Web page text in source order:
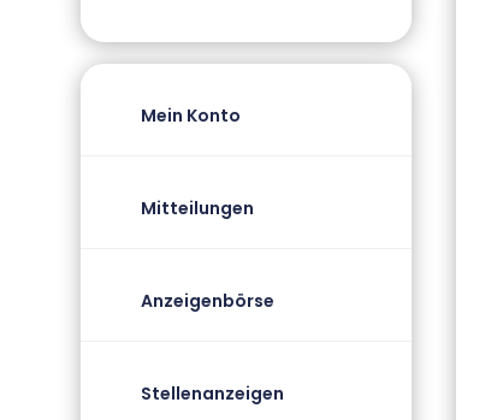
Mein Konto
Mitteilungen
Anzeigenbörse
Stellenanzeigen